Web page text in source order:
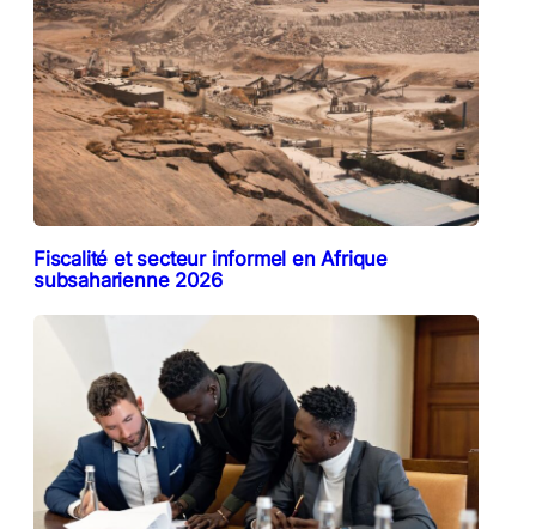
Fiscalité et secteur informel en Afrique
subsaharienne 2026